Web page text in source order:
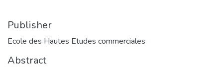
Publisher
Ecole des Hautes Etudes commerciales
Abstract